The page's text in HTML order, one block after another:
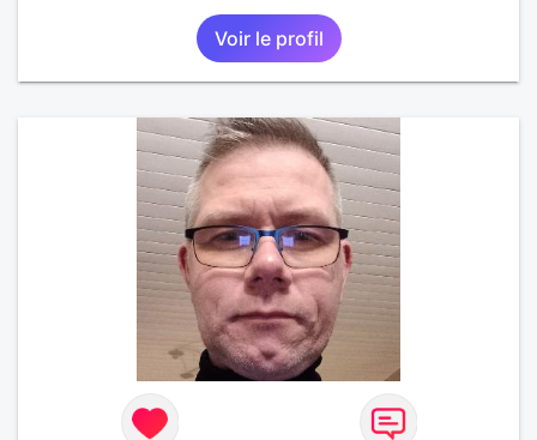
Voir le profil